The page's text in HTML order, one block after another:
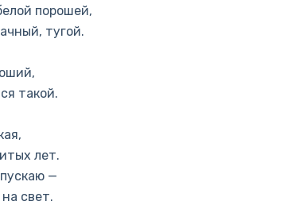
порошей,
тугой.
такой.
лет.
—
свет.